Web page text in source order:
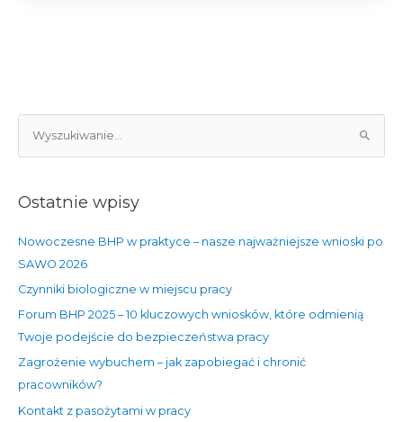
z
k
a
Ostatnie wpisy
Nowoczesne BHP w praktyce – nasze najważniejsze wnioski po
SAWO 2026
Czynniki biologiczne w miejscu pracy
Forum BHP 2025 – 10 kluczowych wniosków, które odmienią
Twoje podejście do bezpieczeństwa pracy
Zagrożenie wybuchem – jak zapobiegać i chronić
pracowników?
Kontakt z pasożytami w pracy